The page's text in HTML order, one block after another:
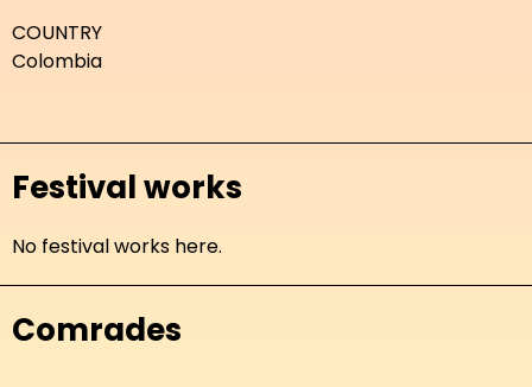
COUNTRY
Colombia
Festival works
No festival works here.
Comrades